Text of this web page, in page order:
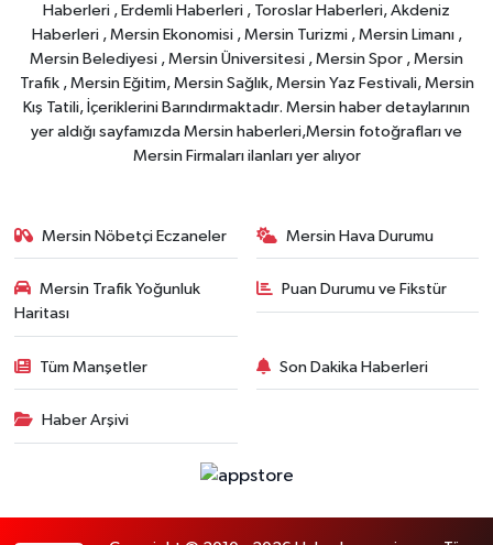
Haberleri , Erdemli Haberleri , Toroslar Haberleri, Akdeniz
Haberleri , Mersin Ekonomisi , Mersin Turizmi , Mersin Limanı ,
Mersin Belediyesi , Mersin Üniversitesi , Mersin Spor , Mersin
Trafik , Mersin Eğitim, Mersin Sağlık, Mersin Yaz Festivali, Mersin
Kış Tatili, İçeriklerini Barındırmaktadır. Mersin haber detaylarının
yer aldığı sayfamızda Mersin haberleri,Mersin fotoğrafları ve
Mersin Firmaları ilanları yer alıyor
Mersin Nöbetçi Eczaneler Mersin Hava Durumu
Mersin Trafik Yoğunluk
Haritası
Puan Durumu ve Fikstür
Tüm Manşetler Son Dakika Haberleri
Haber Arşivi